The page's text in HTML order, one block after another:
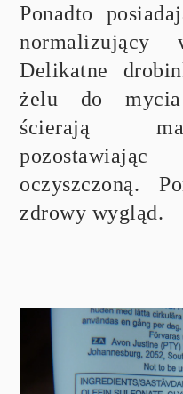
Ponadto
normalizujący
Delikatne
żelu do
ścierają
oczyszczoną.
zdrowy wygląd.